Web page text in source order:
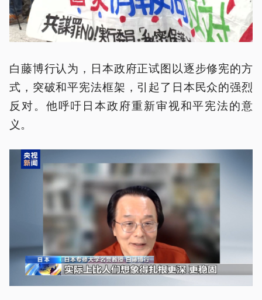
白藤博行认为，日本政府正试图以逐步修宪的方
式，突破和平宪法框架，引起了日本民众的强烈
反对。他呼吁日本政府重新审视和平宪法的意
义。